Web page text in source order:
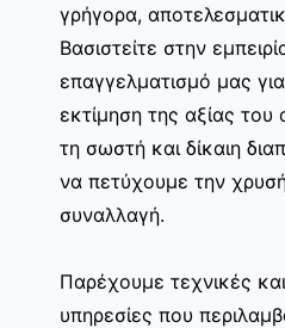
γρήγορα,
Βασιστείτε στην
επαγγελματισμό μας
εκτίμηση της αξίας
τη σωστή και δίκαιη
να πετύχουμε την
συναλλαγή.
Παρέχουμε τεχνικές
υπηρεσίες που